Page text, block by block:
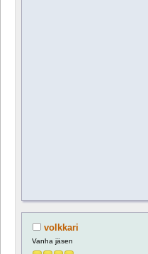
volkkari
Vanha jäsen